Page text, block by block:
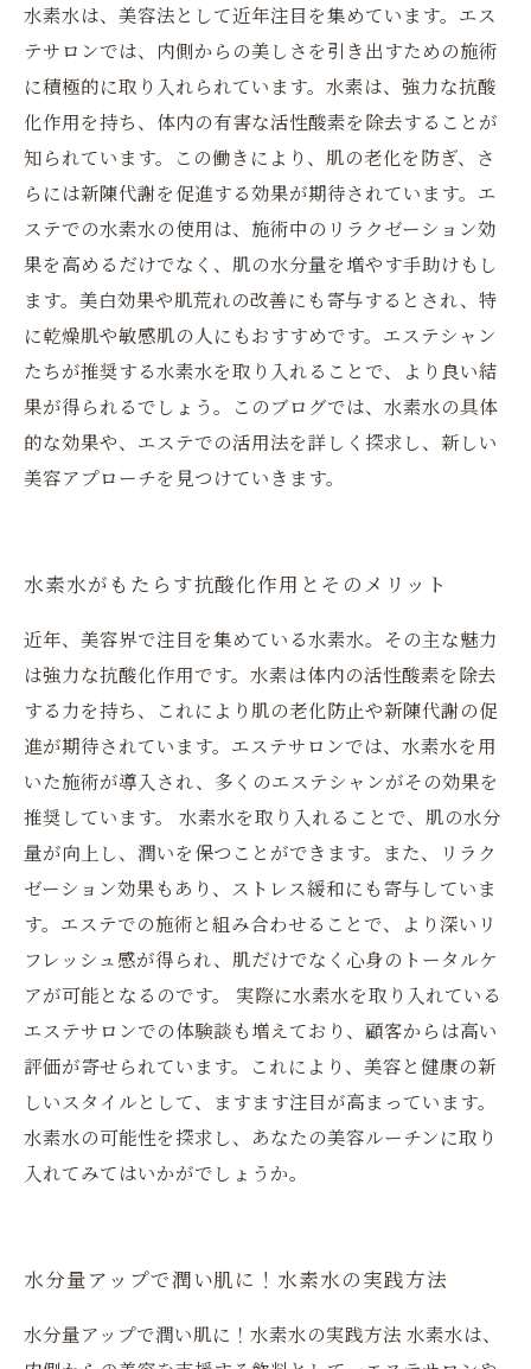
水素水は、美容法として近年注目を集めています。エス
テサロンでは、内側からの美しさを引き出すための施術
に積極的に取り入れられています。水素は、強力な抗酸
化作用を持ち、体内の有害な活性酸素を除去することが
知られています。この働きにより、肌の老化を防ぎ、さ
らには新陳代謝を促進する効果が期待されています。エ
ステでの水素水の使用は、施術中のリラクゼーション効
果を高めるだけでなく、肌の水分量を増やす手助けもし
ます。美白効果や肌荒れの改善にも寄与するとされ、特
に乾燥肌や敏感肌の人にもおすすめです。エステシャン
たちが推奨する水素水を取り入れることで、より良い結
果が得られるでしょう。このブログでは、水素水の具体
的な効果や、エステでの活用法を詳しく探求し、新しい
美容アプローチを見つけていきます。
水素水がもたらす抗酸化作用とそのメリット
近年、美容界で注目を集めている水素水。その主な魅力
は強力な抗酸化作用です。水素は体内の活性酸素を除去
する力を持ち、これにより肌の老化防止や新陳代謝の促
進が期待されています。エステサロンでは、水素水を用
いた施術が導入され、多くのエステシャンがその効果を
推奨しています。 水素水を取り入れることで、肌の水分
量が向上し、潤いを保つことができます。また、リラク
ゼーション効果もあり、ストレス緩和にも寄与していま
す。エステでの施術と組み合わせることで、より深いリ
フレッシュ感が得られ、肌だけでなく心身のトータルケ
アが可能となるのです。 実際に水素水を取り入れている
エステサロンでの体験談も増えており、顧客からは高い
評価が寄せられています。これにより、美容と健康の新
しいスタイルとして、ますます注目が高まっています。
水素水の可能性を探求し、あなたの美容ルーチンに取り
入れてみてはいかがでしょうか。
水分量アップで潤い肌に！水素水の実践方法
水分量アップで潤い肌に！水素水の実践方法 水素水は、